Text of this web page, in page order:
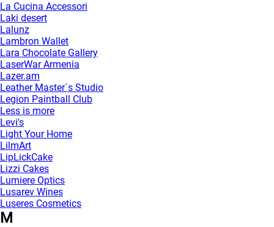
La Cucina Accessori
Laki desert
Lalunz
Lambron Wallet
Lara Chocolate Gallery
LaserWar Armenia
Lazer.am
Leather Master`s Studio
Legion Paintball Club
Less is more
Levi's
Light Your Home
LilmArt
LipLickCake
Lizzi Cakes
Lumiere Optics
Lusarev Wines
Luseres Cosmetics
M